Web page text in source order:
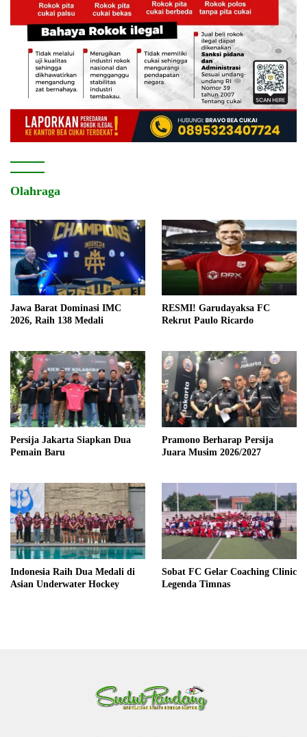
Olahraga
Jawa Barat Dominasi IMC
2026, Raih 138 Medali
RESMI! Garudayaksa FC
Rekrut Paulo Ricardo
Persija Jakarta Siapkan Dua
Pemain Baru
Pramono Berharap Persija
Juara Musim 2026/2027
Indonesia Raih Dua Medali di
Asian Underwater Hockey
Sobat FC Gelar Coaching Clinic
Legenda Timnas